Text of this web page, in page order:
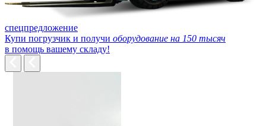
спецпредложение
Купи погрузчик и получи оборудование на 150 тысяч
в помощь вашему складу!